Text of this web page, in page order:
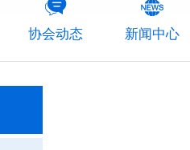
协会动态 新闻中心